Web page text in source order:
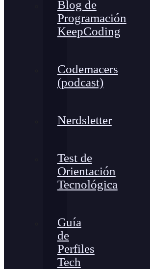
Blog de
Programación
KeepCoding
Codemacers
(podcast)
Nerdsletter
Test de
Orientación
Tecnológica
Guía
de
Perfiles
Tech